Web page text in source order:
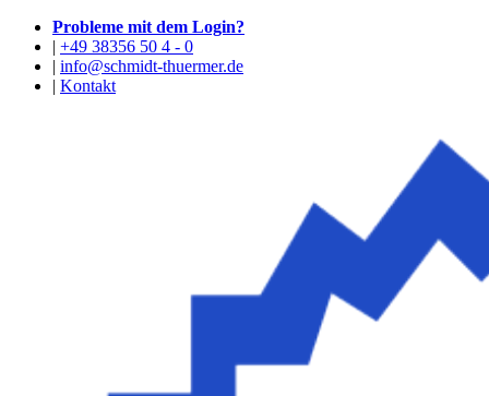
Probleme mit dem Login?
| +49 38356 50 4 - 0
| info@schmidt-thuermer.de
| Kontakt